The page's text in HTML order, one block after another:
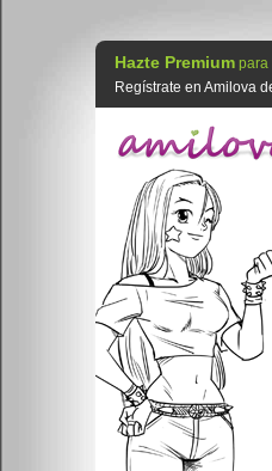
Hazte Premium para
Regístrate en Amilova